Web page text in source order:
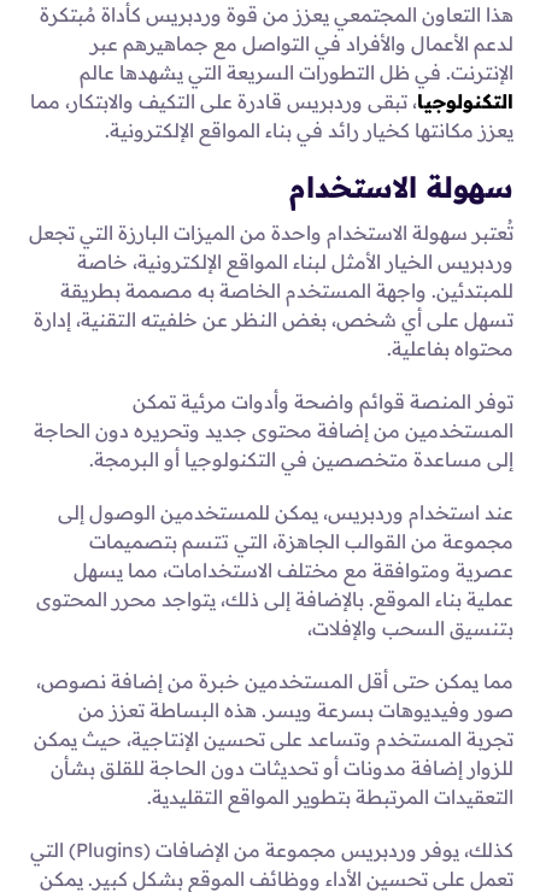
هذا التعاون المجتمعي يعزز من قوة وردبريس كأداة مُبتكرة
لدعم الأعمال والأفراد في التواصل مع جماهيرهم عبر
الإنترنت. في ظل التطورات السريعة التي يشهدها عالم
التكنولوجيا، تبقى وردبريس قادرة على التكيف والابتكار، مما
يعزز مكانتها كخيار رائد في بناء المواقع الإلكترونية.
سهولة الاستخدام
تُعتبر سهولة الاستخدام واحدة من الميزات البارزة التي تجعل
وردبريس الخيار الأمثل لبناء المواقع الإلكترونية، خاصة
للمبتدئين. واجهة المستخدم الخاصة به مصممة بطريقة
تسهل على أي شخص، بغض النظر عن خلفيته التقنية، إدارة
محتواه بفاعلية.
توفر المنصة قوائم واضحة وأدوات مرئية تمكن
المستخدمين من إضافة محتوى جديد وتحريره دون الحاجة
إلى مساعدة متخصصين في التكنولوجيا أو البرمجة.
عند استخدام وردبريس، يمكن للمستخدمين الوصول إلى
مجموعة من القوالب الجاهزة، التي تتسم بتصميمات
عصرية ومتوافقة مع مختلف الاستخدامات، مما يسهل
عملية بناء الموقع. بالإضافة إلى ذلك، يتواجد محرر المحتوى
بتنسيق السحب والإفلات،
مما يمكن حتى أقل المستخدمين خبرة من إضافة نصوص،
صور وفيديوهات بسرعة ويسر. هذه البساطة تعزز من
تجربة المستخدم وتساعد على تحسين الإنتاجية، حيث يمكن
للزوار إضافة مدونات أو تحديثات دون الحاجة للقلق بشأن
التعقيدات المرتبطة بتطوير المواقع التقليدية.
كذلك، يوفر وردبريس مجموعة من الإضافات (Plugins) التي
تعمل على تحسين الأداء ووظائف الموقع بشكل كبير. يمكن